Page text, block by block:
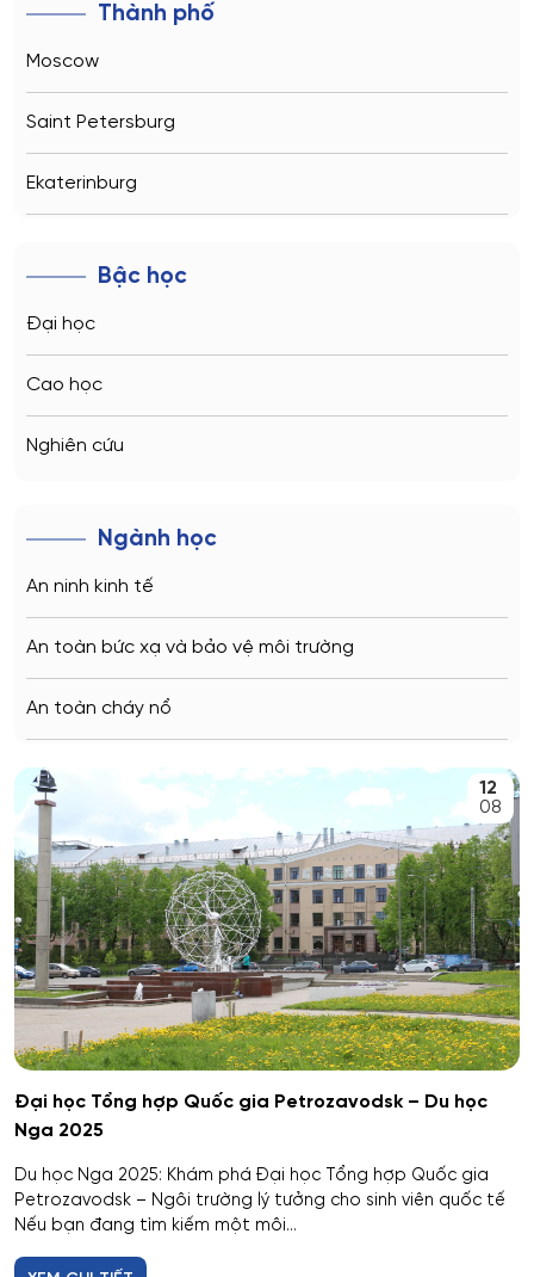
Thành phố
Moscow
Saint Petersburg
Ekaterinburg
Kaliningrad
Kemerovo
Veliky Novgorod
Penza
Barnaul
Kursk
Kaluga
Voronezh
Bậc học
Đại học
Cao học
Nghiên cứu
Ngành học
An ninh kinh tế
An toàn bức xạ và bảo vệ môi trường
An toàn cháy nổ
An toàn kỹ thuật và môi trường
An toàn môi trường kỹ thuật
An toàn thông tin
Biên - Phiên dịch
Biểu diễn nghệ thuật múa
Báo chí
Bản đồ và Địa tin học
Bảo mật công nghệ thông tin trong thực thi pháp luật
Bảo mật máy tính
12
08
Đại học Tổng hợp Quốc gia Petrozavodsk – Du học
Nga 2025
Du học Nga 2025: Khám phá Đại học Tổng hợp Quốc gia
Petrozavodsk – Ngôi trường lý tưởng cho sinh viên quốc tế
Nếu bạn đang tìm kiếm một môi...